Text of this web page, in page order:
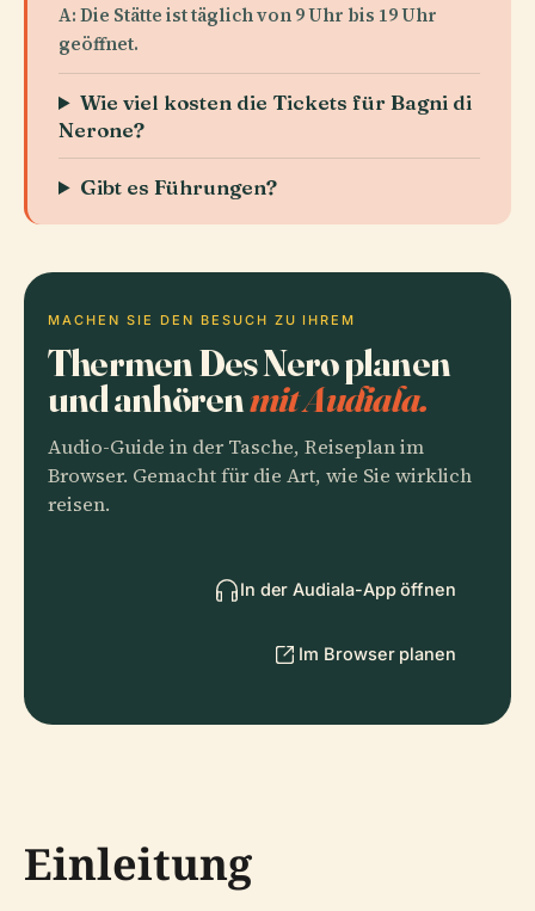
A: Die Stätte ist täglich von 9 Uhr bis 19 Uhr
geöffnet.
Wie viel kosten die Tickets für Bagni di
Nerone?
Gibt es Führungen?
MACHEN SIE DEN BESUCH ZU IHREM
Thermen Des Nero planen
und anhörenmit Audiala.
Audio-Guide in der Tasche, Reiseplan im
Browser. Gemacht für die Art, wie Sie wirklich
reisen.
In der Audiala-App öffnen
Im Browser planen
Einleitung